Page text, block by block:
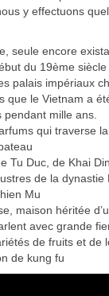
: Les articles
la Une
y effectuons
seule encore
du 19ème siècle
palais impériaux
que le Vietnam a
pendant mille ans.
qui traverse
Tu Duc, de Khai
de la dynastie
Mu
maison héritée
avec grande
de fruits et de
de kung fu